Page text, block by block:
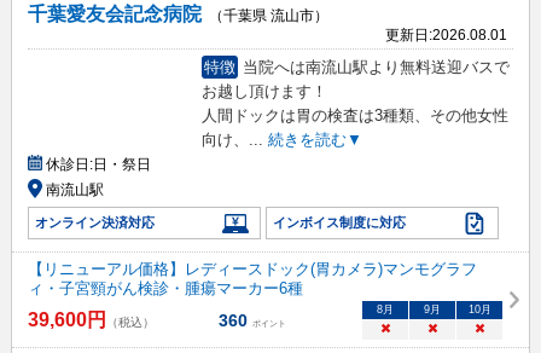
千葉愛友会記念病院
（千葉県 流山市）
更新日:2026.08.01
特徴 当院へは南流山駅より無料送迎バスで
お越し頂けます！
人間ドックは胃の検査は3種類、その他女性
向け、
続きを読む▼
休診日:日・祭日
南流山駅
オンライン決済対応 インボイス制度に対応
【リニューアル価格】レディースドック(胃カメラ)マンモグラフ
ィ・子宮頸がん検診・腫瘍マーカー6種
39,600円 （税込） 360 ポイント
8 月 9 月 10月
× × ×